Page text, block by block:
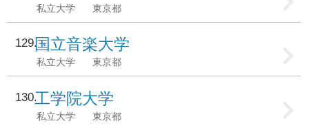
私立大学 東京都
129国立音楽大学
私立大学 東京都
130工学院大学
私立大学 東京都